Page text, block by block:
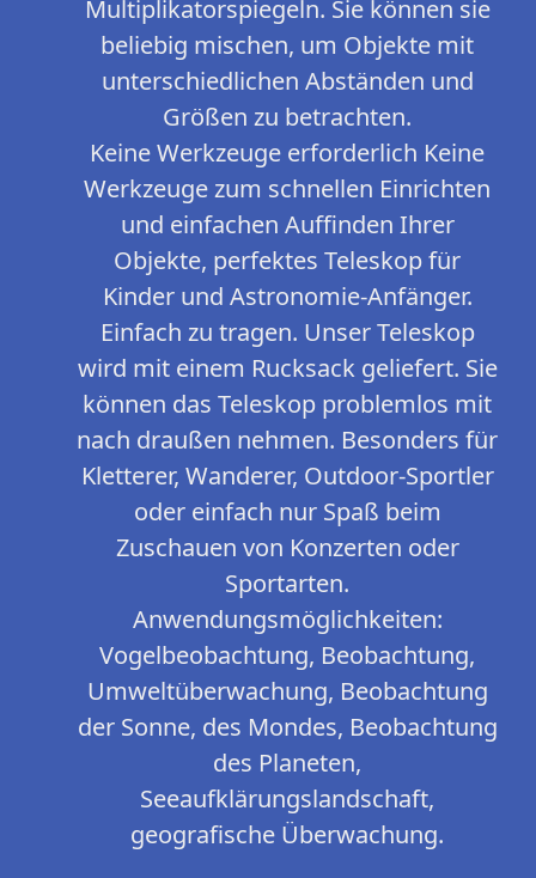
Multiplikatorspiegeln. Sie können sie
beliebig mischen, um Objekte mit
unterschiedlichen Abständen und
Größen zu betrachten.
Keine Werkzeuge erforderlich Keine
Werkzeuge zum schnellen Einrichten
und einfachen Auffinden Ihrer
Objekte, perfektes Teleskop für
Kinder und Astronomie-Anfänger.
Einfach zu tragen. Unser Teleskop
wird mit einem Rucksack geliefert. Sie
können das Teleskop problemlos mit
nach draußen nehmen. Besonders für
Kletterer, Wanderer, Outdoor-Sportler
oder einfach nur Spaß beim
Zuschauen von Konzerten oder
Sportarten.
Anwendungsmöglichkeiten:
Vogelbeobachtung, Beobachtung,
Umweltüberwachung, Beobachtung
der Sonne, des Mondes, Beobachtung
des Planeten,
Seeaufklärungslandschaft,
geografische Überwachung.